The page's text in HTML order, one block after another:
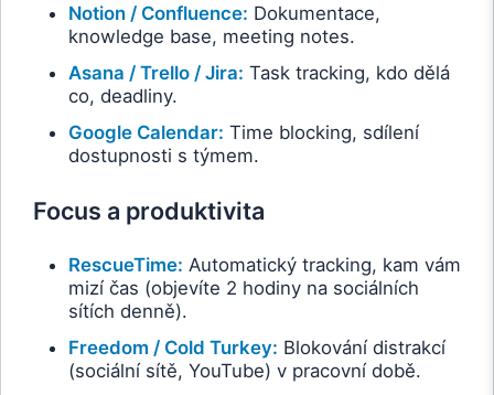
Notion / Confluence: Dokumentace,
knowledge base, meeting notes.
Asana / Trello / Jira: Task tracking, kdo dělá
co, deadliny.
Google Calendar: Time blocking, sdílení
dostupnosti s týmem.
Focus a produktivita
RescueTime: Automatický tracking, kam vám
mizí čas (objevíte 2 hodiny na sociálních
sítích denně).
Freedom / Cold Turkey: Blokování distrakcí
(sociální sítě, YouTube) v pracovní době.